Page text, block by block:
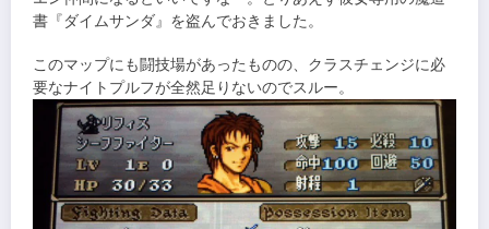
書『ダイムサンダ』を盗んでおきました。
このマップにも闘技場があったものの、クラスチェンジに必
要なナイトプルフが全然足りないのでスルー。